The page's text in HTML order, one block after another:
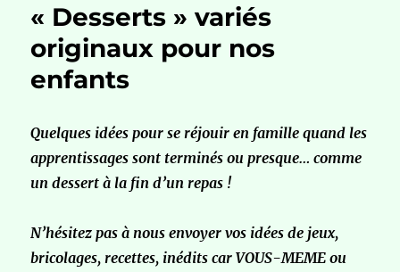
« Desserts » variés
originaux pour nos
enfants
Quelques idées pour se réjouir en famille quand les
apprentissages sont terminés ou presque… comme
un dessert à la fin d’un repas !
N’hésitez pas à nous envoyer vos idées de jeux,
bricolages, recettes, inédits car VOUS-MEME ou